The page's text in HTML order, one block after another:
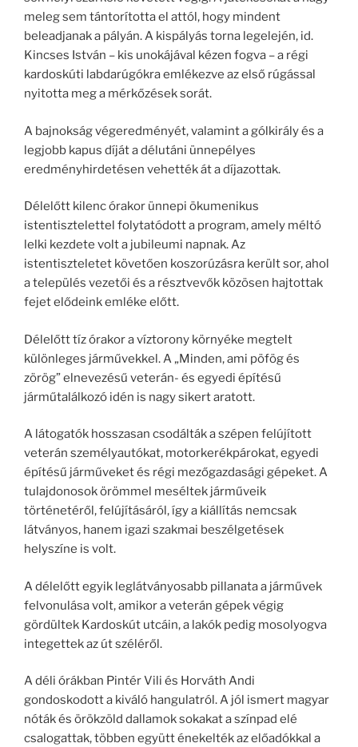
meleg sem tántorította el attól, hogy mindent
beleadjanak a pályán. A kispályás torna legelején, id.
Kincses István – kis unokájával kézen fogva – a régi
kardoskúti labdarúgókra emlékezve az első rúgással
nyitotta meg a mérkőzések sorát.
A bajnokság végeredményét, valamint a gólkirály és a
legjobb kapus díját a délutáni ünnepélyes
eredményhirdetésen vehették át a díjazottak.
Délelőtt kilenc órakor ünnepi ökumenikus
istentisztelettel folytatódott a program, amely méltó
lelki kezdete volt a jubileumi napnak. Az
istentiszteletet követően koszorúzásra került sor, ahol
a település vezetői és a résztvevők közösen hajtottak
fejet elődeink emléke előtt.
Délelőtt tíz órakor a víztorony környéke megtelt
különleges járművekkel. A „Minden, ami pöfög és
zörög” elnevezésű veterán- és egyedi építésű
járműtalálkozó idén is nagy sikert aratott.
A látogatók hosszasan csodálták a szépen felújított
veterán személyautókat, motorkerékpárokat, egyedi
építésű járműveket és régi mezőgazdasági gépeket. A
tulajdonosok örömmel meséltek járműveik
történetéről, felújításáról, így a kiállítás nemcsak
látványos, hanem igazi szakmai beszélgetések
helyszíne is volt.
A délelőtt egyik leglátványosabb pillanata a járművek
felvonulása volt, amikor a veterán gépek végig
gördültek Kardoskút utcáin, a lakók pedig mosolyogva
integettek az út széléről.
A déli órákban Pintér Vili és Horváth Andi
gondoskodott a kiváló hangulatról. A jól ismert magyar
nóták és örökzöld dallamok sokakat a színpad elé
csalogattak, többen együtt énekelték az előadókkal a